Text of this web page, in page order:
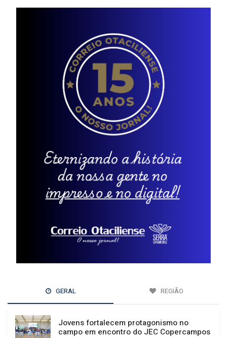
GERAL REGIÃO
Jovens fortalecem protagonismo no
campo em encontro do JEC Copercampos